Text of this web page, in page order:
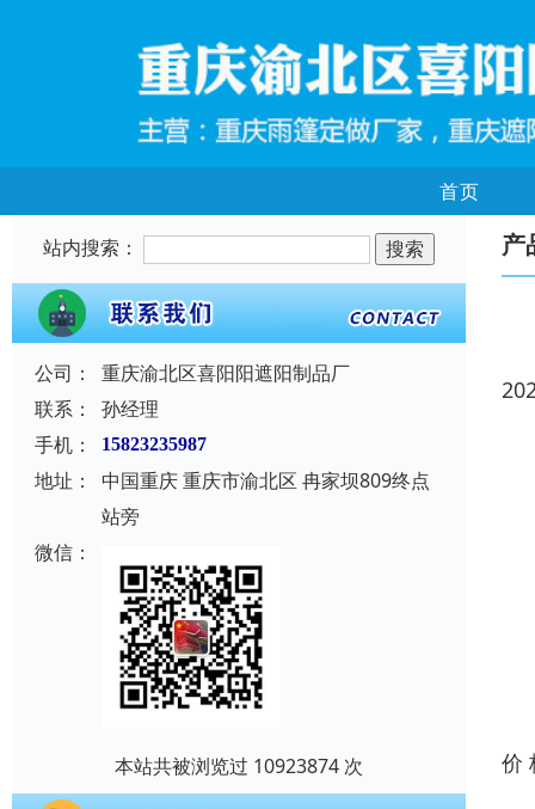
首页
站内搜索：
公司：
重庆渝北区喜阳阳遮阳制品厂
联系：
孙经理
手机：
15823235987
地址：
中国重庆 重庆市渝北区 冉家坝809终点
站旁
微信：
本站共被浏览过 10923874 次
产
价